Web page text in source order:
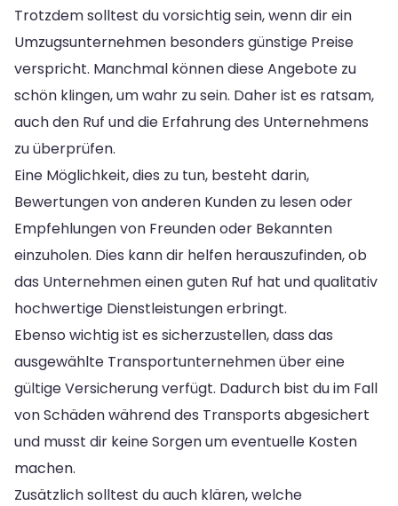
Trotzdem solltest du vorsichtig sein, wenn dir ein
Umzugsunternehmen besonders günstige Preise
verspricht. Manchmal können diese Angebote zu
schön klingen, um wahr zu sein. Daher ist es ratsam,
auch den Ruf und die Erfahrung des Unternehmens
zu überprüfen.
Eine Möglichkeit, dies zu tun, besteht darin,
Bewertungen von anderen Kunden zu lesen oder
Empfehlungen von Freunden oder Bekannten
einzuholen. Dies kann dir helfen herauszufinden, ob
das Unternehmen einen guten Ruf hat und qualitativ
hochwertige Dienstleistungen erbringt.
Ebenso wichtig ist es sicherzustellen, dass das
ausgewählte Transportunternehmen über eine
gültige Versicherung verfügt. Dadurch bist du im Fall
von Schäden während des Transports abgesichert
und musst dir keine Sorgen um eventuelle Kosten
machen.
Zusätzlich solltest du auch klären, welche